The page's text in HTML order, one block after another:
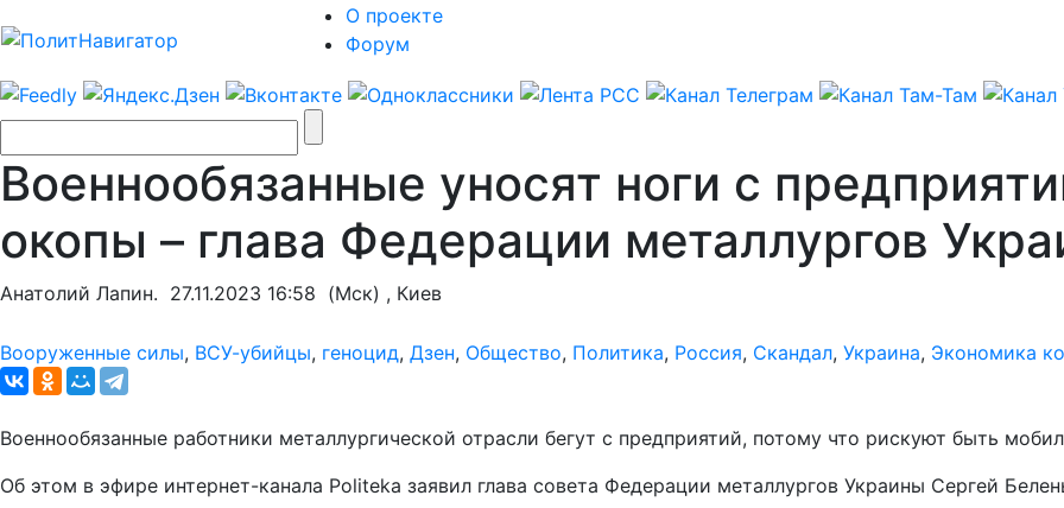
О проекте
Форум
Военнообязанные уносят ноги с
окопы – глава Федерации металлургов
Анатолий Лапин. 27.11.2023 16:58 (Мск) , Киев
Вооруженные силы, ВСУ-убийцы, геноцид, Дзен, Общество, Политика, Россия, Скандал, Украина, Экономика
Военнообязанные работники металлургической отрасли бегут с предприятий, потому что рискуют быть
Об этом в эфире интернет-канала Politeka заявил глава совета Федерации металлургов Украины Сергей